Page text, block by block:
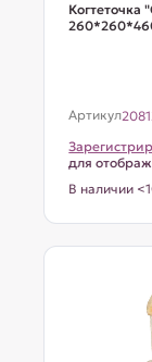
Когтеточка
Артикул
для
В наличии